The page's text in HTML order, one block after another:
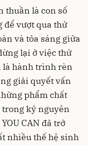
thuần là con số
để vượt qua thử
và tỏa sáng giữa
lại ở việc thử
là hành trình rèn
giải quyết vấn
phẩm chất
trong kỷ nguyên
CAN đã trở
nhiều thế hệ sinh